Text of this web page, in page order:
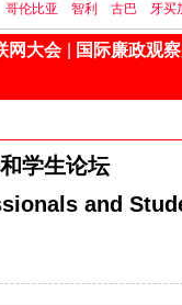
哥伦比亚 智利 古巴 牙买
网大会 国际廉政观
学生论坛
and